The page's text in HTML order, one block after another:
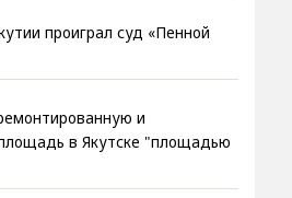
проиграл суд «Пенной
и
в Якутске "площадью